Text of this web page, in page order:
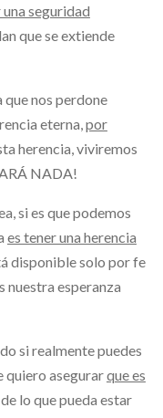
seguridad
que se extiende
nos perdone
eterna, por
herencia, viviremos
NADA!
si es que podemos
es tener una herencia
disponible solo por fe
nuestra esperanza
si realmente puedes
quiero asegurarque es
de lo que pueda estar